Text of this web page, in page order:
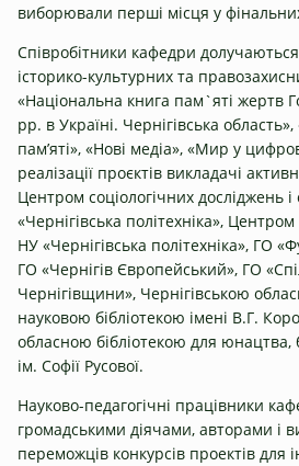
виборювали перші місця у
Співробітники кафедри долучаються
історико-культурних та
«Національна книга пам`яті жертв
рр. в Україні. Чернігівська
пам’яті», «Нові медіа», «Мир у
реалізації проєктів викладачі
Центром соціологічних досліджень
«Чернігівська політехніка»,
НУ «Чернігівська політехніка», ГО
ГО «Чернігів Європейський», ГО
Чернігівщини», Чернігівською
науковою бібліотекою імені В.Г.
обласною бібліотекою для
ім. Софії Русової.
Науково-педагогічні працівники
громадськими діячами, авторами і
переможців конкурсів проектів для